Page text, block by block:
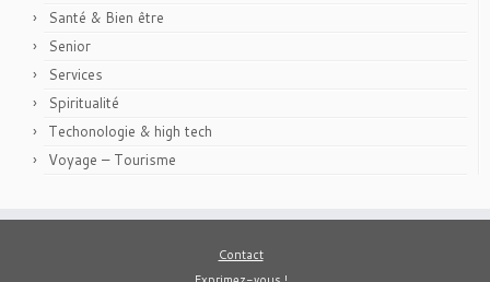
Santé & Bien être
Senior
Services
Spiritualité
Techonologie & high tech
Voyage – Tourisme
Contact